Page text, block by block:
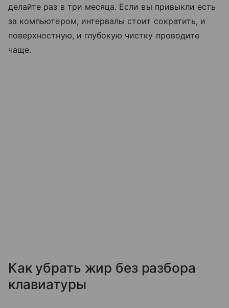
делайте раз в три месяца. Если вы привыкли есть
за компьютером, интервалы стоит сократить, и
поверхностную, и глубокую чистку проводите
чаще.
Как убрать жир без разбора
клавиатуры